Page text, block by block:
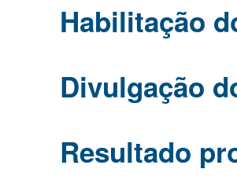
Habilitação
Divulgação
Resultado